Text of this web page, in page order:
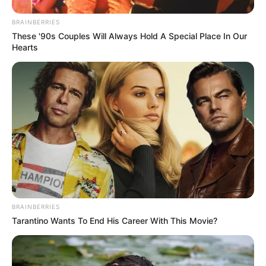
BRAINBERRIES
These '90s Couples Will Always Hold A Special Place In Our
Hearts
BRAINBERRIES
Tarantino Wants To End His Career With This Movie?